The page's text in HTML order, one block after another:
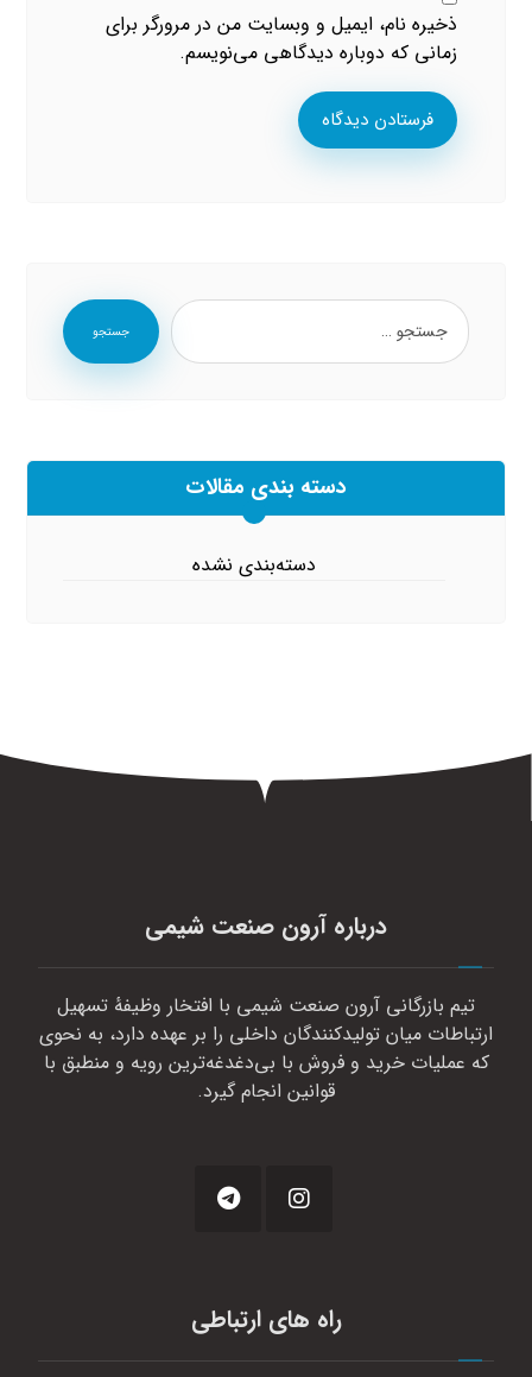
ذخیره نام، ایمیل و وبسایت من در مرورگر برای
زمانی که دوباره دیدگاهی می‌نویسم.
فرستادن دیدگاه
جستجو
دسته بندی مقالات
دسته‌بندی نشده
درباره آرون صنعت شیمی
تیم بازرگانی آرون صنعت شیمی با افتخار وظیفهٔ تسهیل
ارتباطات میان تولیدکنندگان داخلی را بر عهده دارد، به نحوی
که عملیات خرید و فروش با بی‌دغدغه‌ترین رویه و منطبق با
قوانین انجام گیرد.
راه های ارتباطی